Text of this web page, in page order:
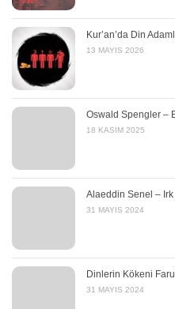
Kur’an’da Din
13 MAYIS 2026
Oswald Spengler –
18 KASIM 2025
Alaeddin Senel – Irk
31 MAYIS 2024
Dinlerin Kökeni
31 MAYIS 2024